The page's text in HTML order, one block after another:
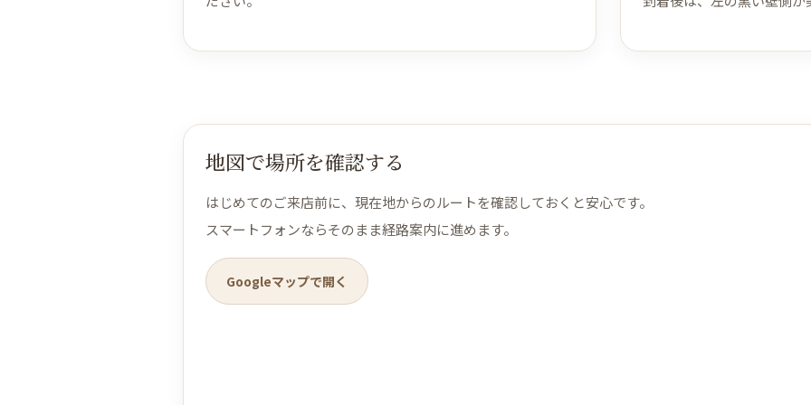
地図で場所を確認する
はじめてのご来店前に、現在地からのルートを確認しておくと安心です。
スマートフォンならそのまま経路案内に進めます。
Googleマップで開く